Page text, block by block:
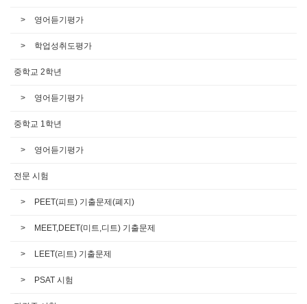
영어듣기평가
학업성취도평가
중학교 2학년
영어듣기평가
중학교 1학년
영어듣기평가
전문 시험
PEET(피트) 기출문제(폐지)
MEET,DEET(미트,디트) 기출문제
LEET(리트) 기출문제
PSAT 시험